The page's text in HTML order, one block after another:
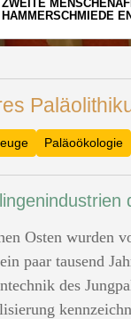
WER HAT DEN
Paläoökologie
Osten wurden
paar tausend
des